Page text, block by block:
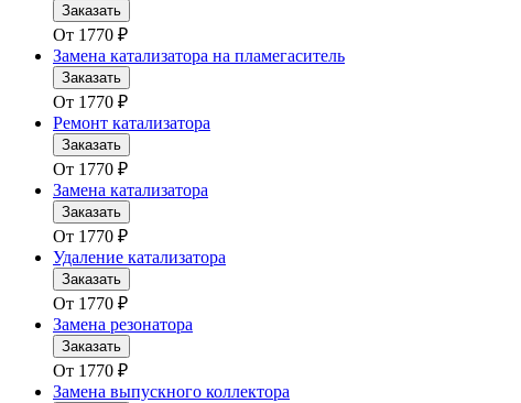
Заказать
От 1770 ₽
Замена катализатора на пламегаситель
Заказать
От 1770 ₽
Ремонт катализатора
Заказать
От 1770 ₽
Замена катализатора
Заказать
От 1770 ₽
Удаление катализатора
Заказать
От 1770 ₽
Замена резонатора
Заказать
От 1770 ₽
Замена выпускного коллектора